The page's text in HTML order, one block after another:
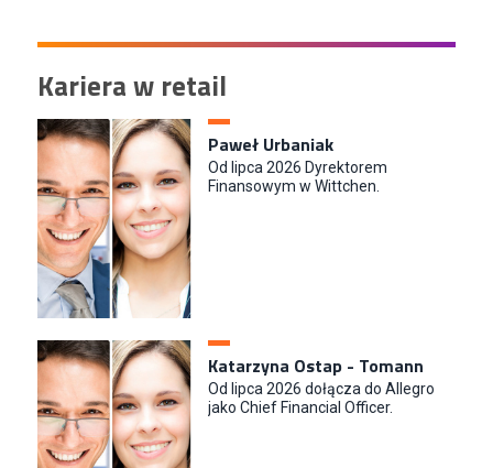
Kariera w retail
Paweł Urbaniak
Od lipca 2026 Dyrektorem
Finansowym w Wittchen.
Katarzyna Ostap - Tomann
Od lipca 2026 dołącza do Allegro
jako Chief Financial Officer.